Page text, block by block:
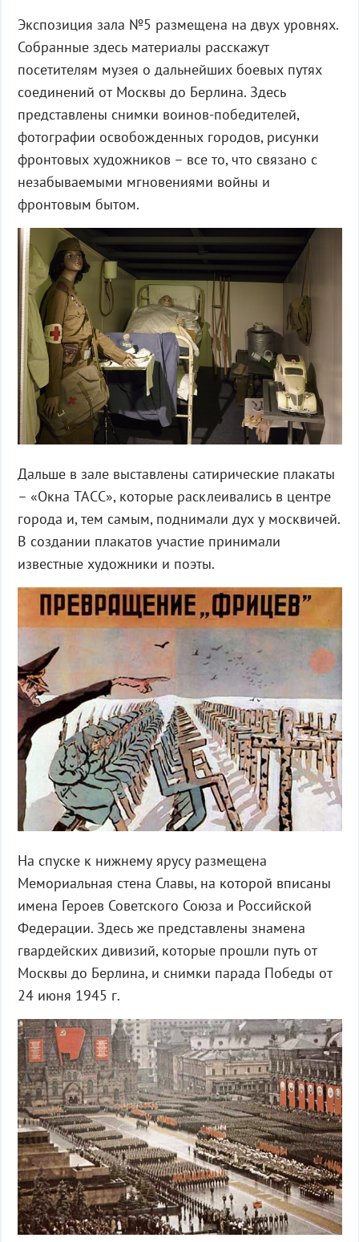
Экспозиция зала №5 размещена на двух уровнях.
Собранные здесь материалы расскажут
посетителям музея о дальнейших боевых путях
соединений от Москвы до Берлина. Здесь
представлены снимки воинов-победителей,
фотографии освобожденных городов, рисунки
фронтовых художников – все то, что связано с
незабываемыми мгновениями войны и
фронтовым бытом.
Дальше в зале выставлены сатирические плакаты
– «Окна ТАСС», которые расклеивались в центре
города и, тем самым, поднимали дух у москвичей.
В создании плакатов участие принимали
известные художники и поэты.
На спуске к нижнему ярусу размещена
Мемориальная стена Славы, на которой вписаны
имена Героев Советского Союза и Российской
Федерации. Здесь же представлены знамена
гвардейских дивизий, которые прошли путь от
Москвы до Берлина, и снимки парада Победы от
24 июня 1945 г.